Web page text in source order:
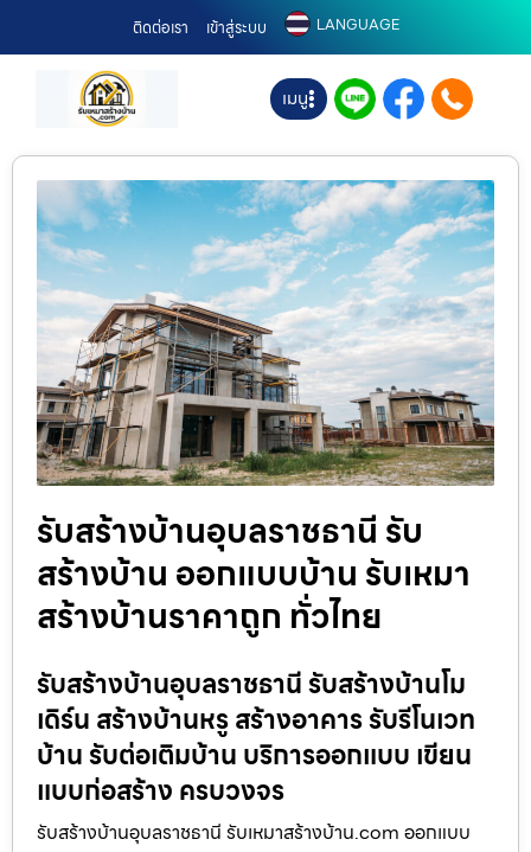
ติดต่อเรา เข้าสู่ระบบ LANGUAGE
เมนู
รับสร้างบ้านอุบลราชธานี รับ
สร้างบ้าน ออกแบบบ้าน รับเหมา
สร้างบ้านราคาถูก ทั่วไทย
รับสร้างบ้านอุบลราชธานี รับสร้างบ้านโม
เดิร์น สร้างบ้านหรู สร้างอาคาร รับรีโนเวท
บ้าน รับต่อเติมบ้าน บริการออกแบบ เขียน
แบบก่อสร้าง ครบวงจร
รับสร้างบ้านอุบลราชธานี รับเหมาสร้างบ้าน.com ออกแบบ